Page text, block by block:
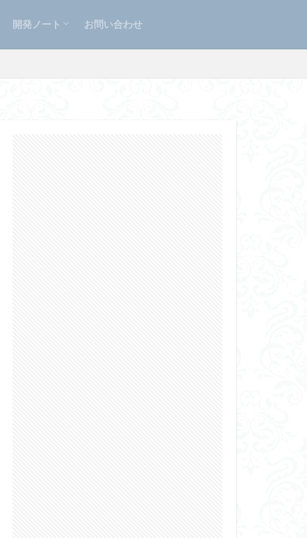
開発ノート
Django × PostgreSQL × AWS
OANDA REST API × Python
Python クローリング/スクレイピング
Django 関数ベースビューからクラスベース
お問い合わせ